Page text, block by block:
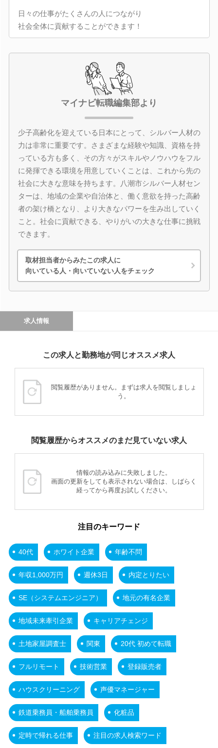
日々の仕事がたくさんの人につながり
社会全体に貢献することができます！
マイナビ転職編集部より
少子高齢化を迎えている日本にとって、シルバー人材の
力は非常に重要です。さまざまな経験や知識、資格を持
っている方も多く、その方々がスキルやノウハウをフル
に発揮できる環境を用意していくことは、これから先の
社会に大きな意味を持ちます。八潮市シルバー人材セン
ターは、地域の企業や自治体と、働く意欲を持った高齢
者の架け橋となり、より大きなパワーを生み出していく
こと。社会に貢献できる、やりがいの大きな仕事に挑戦
できます。
取材担当者からみたこの求人に
向いている人・向いていない人をチェック
求人情報
この求人と勤務地が同じオススメ求人
閲覧履歴がありません。まずは求人を閲覧しましょ
う。
閲覧履歴からオススメのまだ見ていない求人
情報の読み込みに失敗しました。
画面の更新をしても表示されない場合は、しばらく
経ってから再度お試しください。
注目のキーワード
40代 ホワイト企業 年齢不問
年収1,000万円 週休3日 内定とりたい
SE（システムエンジニア） 地元の有名企業
地域未来牽引企業 キャリアチェンジ
土地家屋調査士 関東 20代 初めて転職
フルリモート 技術営業 登録販売者
ハウスクリーニング 声優マネージャー
鉄道乗務員・船舶乗務員 化粧品
定時で帰れる仕事 注目の求人検索ワード